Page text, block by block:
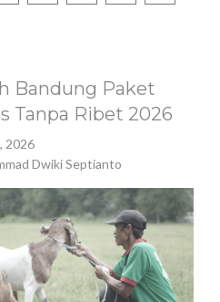
Bandung Paket
Tanpa Ribet 2026
2026
Dwiki Septianto